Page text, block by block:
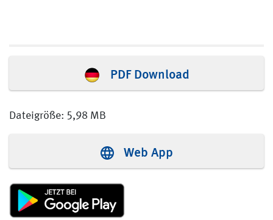
PDF Download
Dateigröße: 5,98 MB
Web App